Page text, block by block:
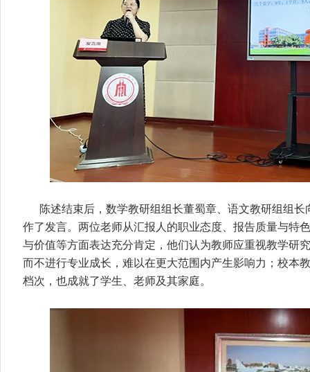
陈述结束后，数学教研组组长董蜀章、语文教研组组
作了发言。两位老师从汇报人的职业态度、报告质量与特
与价值等方面表达充分肯定，他们认为教师应重视教学研
而不进行专业成长，难以在更大范围内产生影响力；校本
档次，也成就了学生、老师及其家庭。